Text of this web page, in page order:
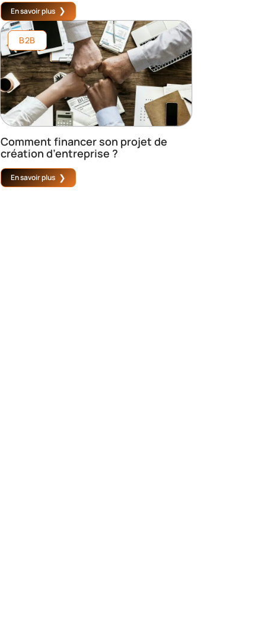
En savoir plus
B2B
Comment financer son projet de
création d’entreprise ?
En savoir plus